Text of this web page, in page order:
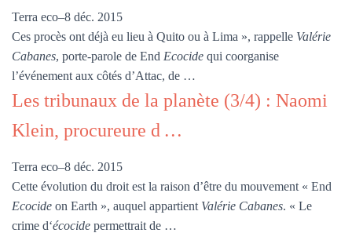
Terra eco–8 déc. 2015
Ces procès ont déjà eu lieu à Quito ou à Lima », rappelle Valérie
Cabanes, porte-parole de End Ecocide qui coorganise
l’événement aux côtés d’Attac, de …
Les tribunaux de la planète (3/4) : Naomi
Klein, procureure d …
Terra eco–8 déc. 2015
Cette évolution du droit est la raison d’être du mouvement « End
Ecocide on Earth », auquel appartient Valérie Cabanes. « Le
crime d‘écocide permettrait de …